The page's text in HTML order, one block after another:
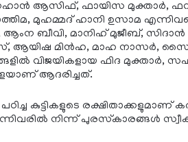
നഹാന്‍ ആസിഫ്, ഫായിസ മുക്താര്‍,
മുഹമ്മദ് ഹാനി ഉസാമ
ആംന ബീവി, മാനിഹ് മുജീബ്,
ആയിഷ മിന്‍ഹ, മാഹ നാസര്‍,
വിജയികളായ ഫിദ മുക്താര്‍,
ആദരിച്ചത്.
കുട്ടികളുടെ രക്ഷിതാക്കളുമാണ്
നിന്ന് പുരസ്‌കാരങ്ങള്‍